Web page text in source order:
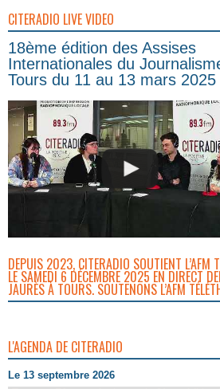
CITERADIO LIVE VIDEO
18ème édition des Assises
Internationales du
Tours du 11 au 13 mars 2025
DEPUIS 2023, CITERADIO SOUTIENT L’AFM
LE SAMEDI 6 DÉCEMBRE 2025 EN DIRECT
JAURÈS À TOURS. SOUTENONS L’AFM
L'AGENDA DE CITERADIO
Le 13 septembre 2026